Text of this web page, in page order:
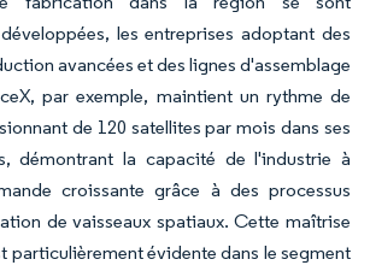
les entreprises adoptant des
avancées et des lignes d'assemblage
par exemple, maintient un rythme de
de 120 satellites par mois dans ses
démontrant la capacité de l'industrie à
croissante grâce à des processus
de vaisseaux spatiaux. Cette maîtrise
particulièrement évidente dans le segment